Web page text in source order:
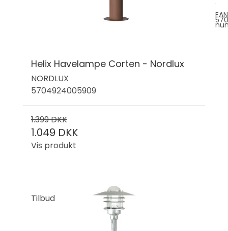
Helix Havelampe Corten - Nordlux
NORDLUX
5704924005909
1.399 DKK
1.049 DKK
Vis produkt
Tilbud